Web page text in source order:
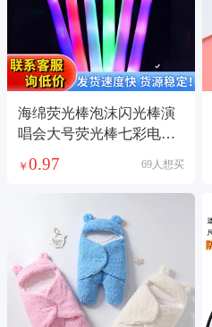
海绵荧光棒泡沫闪光棒演
唱会大号荧光棒七彩电子
￥ 0.97 69人想买